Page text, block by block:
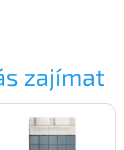
zajímat